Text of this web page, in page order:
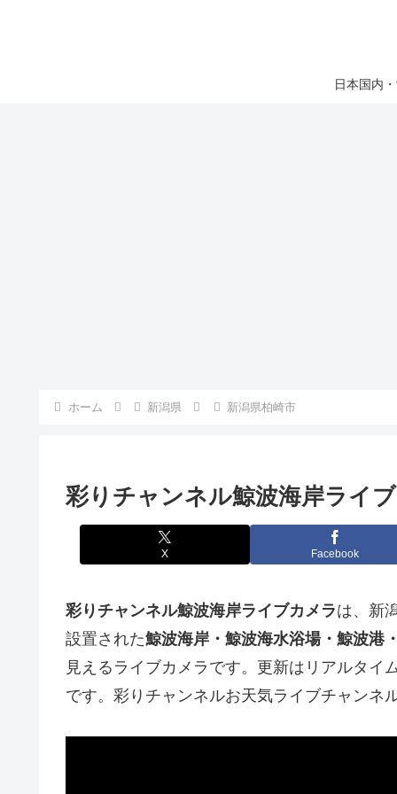
日本国内
ホーム 新潟県 新潟県柏崎市
彩りチャンネル鯨波海岸ライ
X Facebook
彩りチャンネル鯨波海岸ライブカメラは、新
設置された鯨波海岸・鯨波海水浴場・鯨波港
見えるライブカメラです。更新はリアルタイ
です。彩りチャンネルお天気ライブチャンネ